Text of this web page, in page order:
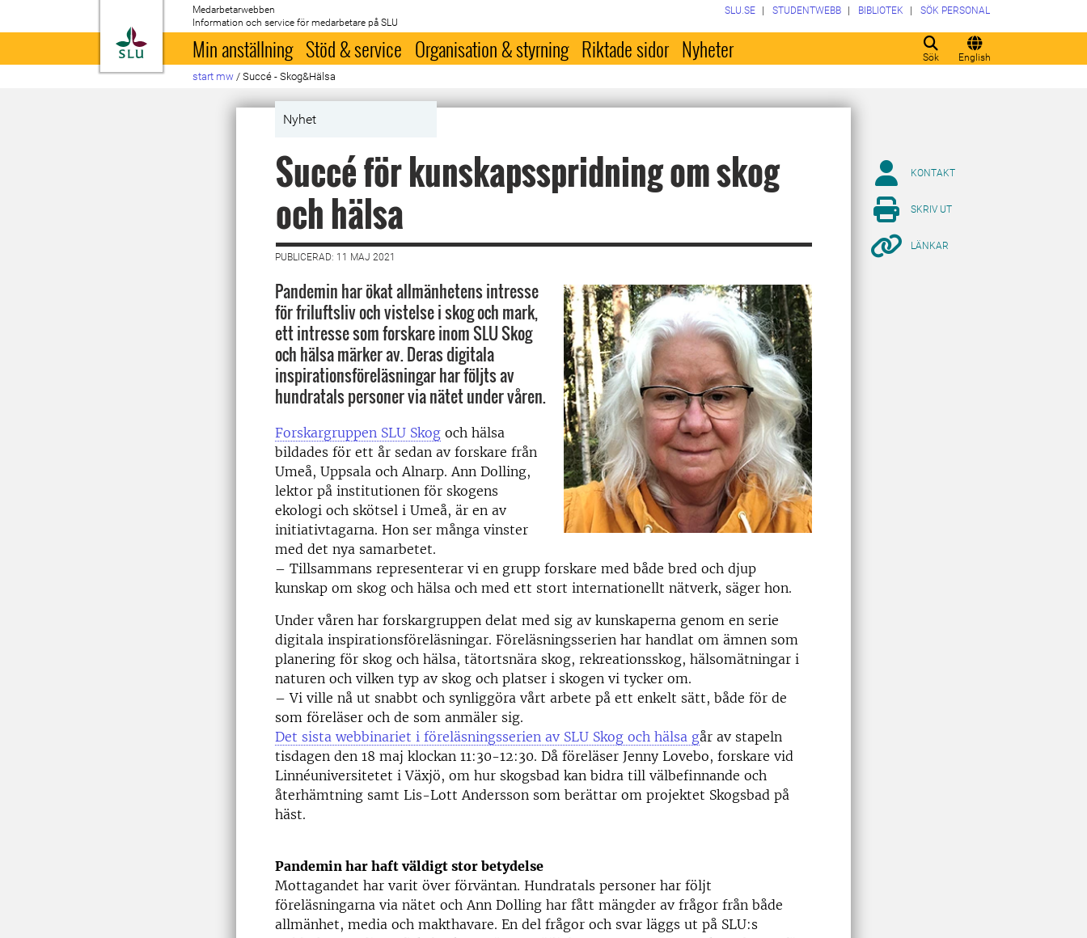
Till startsida
Medarbetarwebben
Information och service för medarbetare på SLU
Sök English
SLU.SE STUDENTWEBB BIBLIOTEK SÖK PERSONAL
Min anställning Stöd & service Organisation & styrning Riktade sidor Nyheter
start mw / Succé - Skog&Hälsa
Nyhet
Succé för kunskapsspridning om skog
och hälsa
PUBLICERAD: 11 MAJ 2021
Pandemin har ökat allmänhetens intresse
för friluftsliv och vistelse i skog och mark,
ett intresse som forskare inom SLU Skog
och hälsa märker av. Deras digitala
inspirationsföreläsningar har följts av
hundratals personer via nätet under våren.
Forskargruppen SLU Skog och hälsa
bildades för ett år sedan av forskare från
Umeå, Uppsala och Alnarp. Ann Dolling,
lektor på institutionen för skogens
ekologi och skötsel i Umeå, är en av
initiativtagarna. Hon ser många vinster
med det nya samarbetet.
– Tillsammans representerar vi en grupp forskare med både bred och djup
kunskap om skog och hälsa och med ett stort internationellt nätverk, säger hon.
Under våren har forskargruppen delat med sig av kunskaperna genom en serie
digitala inspirationsföreläsningar. Föreläsningsserien har handlat om ämnen som
planering för skog och hälsa, tätortsnära skog, rekreationsskog, hälsomätningar i
naturen och vilken typ av skog och platser i skogen vi tycker om.
– Vi ville nå ut snabbt och synliggöra vårt arbete på ett enkelt sätt, både för de
som föreläser och de som anmäler sig.
Det sista webbinariet i föreläsningsserien av SLU Skog och hälsa går av stapeln
tisdagen den 18 maj klockan 11:30-12:30. Då föreläser Jenny Lovebo, forskare vid
Linnéuniversitetet i Växjö, om hur skogsbad kan bidra till välbefinnande och
återhämtning samt Lis-Lott Andersson som berättar om projektet Skogsbad på
häst.
Pandemin har haft väldigt stor betydelse
Mottagandet har varit över förväntan. Hundratals personer har följt
föreläsningarna via nätet och Ann Dolling har fått mängder av frågor från både
allmänhet, media och makthavare. En del frågor och svar läggs ut på SLU:s
KONTAKT
SKRIV UT
LÄNKAR